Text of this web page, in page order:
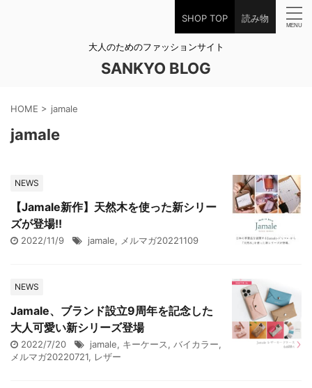
SHOP TOP 読み物
大人のためのファッションサイト
SANKYO BLOG
HOME > jamale
jamale
NEWS
【Jamale新作】天然木を使った新シリー
ズが登場!!
2022/11/9 jamale, メルマガ20221109
NEWS
Jamale、ブランド設立9周年を記念した
大人可愛い新シリーズ登場
2022/7/20 jamale, キーケース, バイカラー,
メルマガ20220721, レザー